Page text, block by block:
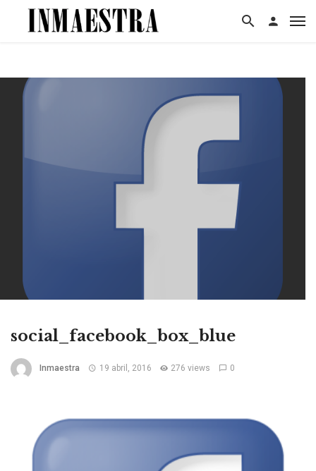
social_facebook_box_blue
Inmaestra 19 abril, 2016 276 views 0